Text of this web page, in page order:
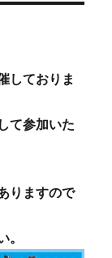
しておりま
て参加いた
りますので